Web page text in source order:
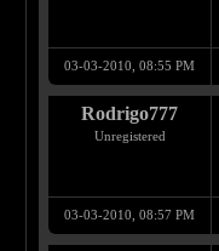
03-03-2010, 08:55 PM
Rodrigo777
Unregistered
03-03-2010, 08:57 PM